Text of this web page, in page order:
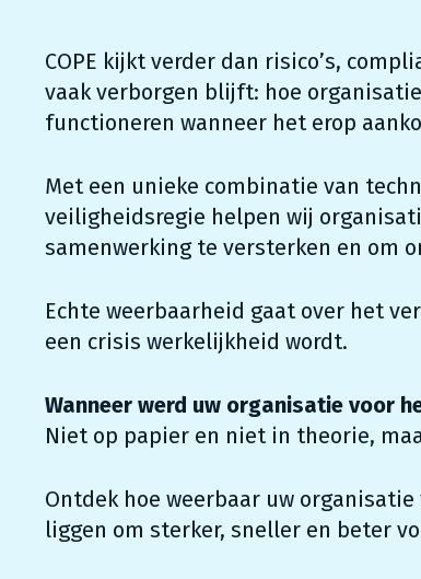
COPE kijkt verder dan risico’s,
vaak verborgen blijft: hoe
functioneren wanneer het erop
Met een unieke combinatie van
veiligheidsregie helpen wij
samenwerking te versterken en om
Echte weerbaarheid gaat over het
een crisis werkelijkheid wordt.
Wanneer werd uw organisatie voor
Niet op papier en niet in theorie,
Ontdek hoe weerbaar uw
liggen om sterker, sneller en beter